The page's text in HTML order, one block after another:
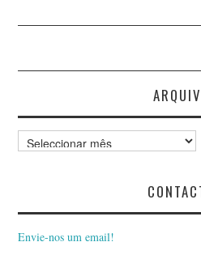
Arquivo
Envie-nos um email!